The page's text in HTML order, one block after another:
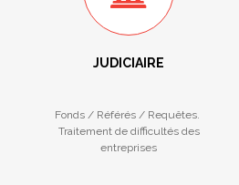
JUDICIAIRE
Fonds / Référés / Requêtes.
Traitement de difficultés des
entreprises